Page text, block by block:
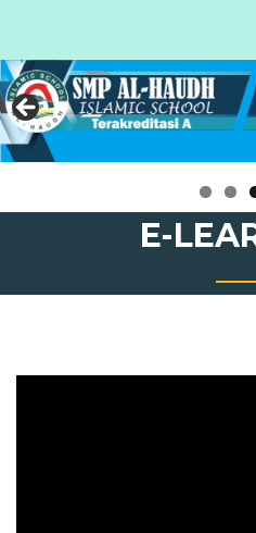
content
E-